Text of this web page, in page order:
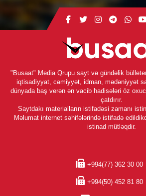
"Busaat" Media Qrupu sayt və gündəlik
iqtisadiyyat, cəmiyyət, idman, mədəniyyət
dünyada baş verən ən vacib hadisələri öz
çatdırır.
Saytdakı materialların istifadəsi zamanı
Məlumat internet səhifələrində istifadə
istinad mütləqdir.
+994(77) 362 30 00
+994(50) 452 81 80